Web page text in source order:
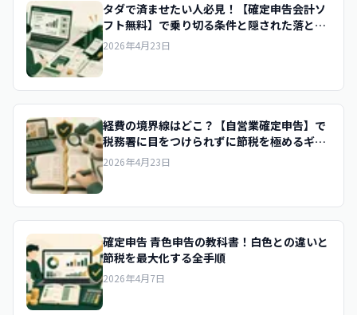
タダで済ませたい人必見！【確定申告会計ソ
フト無料】で乗り切る条件と隠された落とし
穴
2026年4月23日
経費の境界線はどこ？【自営業確定申告】で
税務署に目をつけられずに節税を極めるギリ
ギリの線
2026年4月23日
確定申告 青色申告の教科書！白色との違いと
節税を最大化する全手順
2026年4月7日